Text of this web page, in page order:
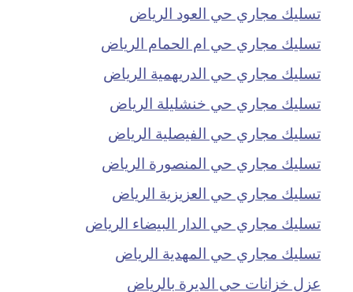
تسليك مجاري حي العود الرياض
تسليك مجاري حي ام الحمام الرياض
تسليك مجاري حي الدريهمية الرياض
تسليك مجاري حي خنشليلة الرياض
تسليك مجاري حي الفيصلية الرياض
تسليك مجاري حي المنصورة الرياض
تسليك مجاري حي العزيزية الرياض
تسليك مجاري حي الدار البيضاء الرياض
تسليك مجاري حي المهدية الرياض
عزل خزانات حي الديرة بالرياض